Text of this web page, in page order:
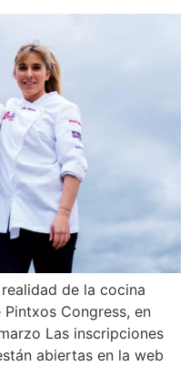
de la cocina
Congress, en
Las inscripciones
abiertas en la web